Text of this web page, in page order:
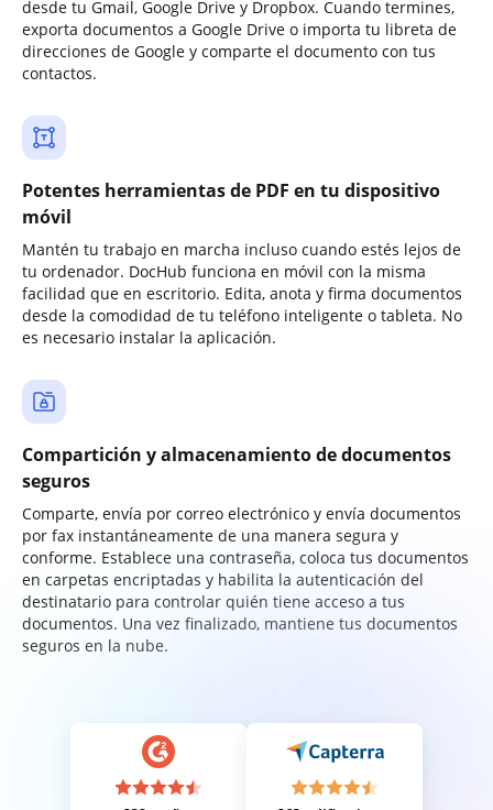
desde tu Gmail, Google Drive y Dropbox. Cuando termines,
exporta documentos a Google Drive o importa tu libreta de
direcciones de Google y comparte el documento con tus
contactos.
Potentes herramientas de PDF en tu dispositivo
móvil
Mantén tu trabajo en marcha incluso cuando estés lejos de
tu ordenador. DocHub funciona en móvil con la misma
facilidad que en escritorio. Edita, anota y firma documentos
desde la comodidad de tu teléfono inteligente o tableta. No
es necesario instalar la aplicación.
Compartición y almacenamiento de documentos
seguros
Comparte, envía por correo electrónico y envía documentos
por fax instantáneamente de una manera segura y
conforme. Establece una contraseña, coloca tus documentos
en carpetas encriptadas y habilita la autenticación del
destinatario para controlar quién tiene acceso a tus
documentos. Una vez finalizado, mantiene tus documentos
seguros en la nube.